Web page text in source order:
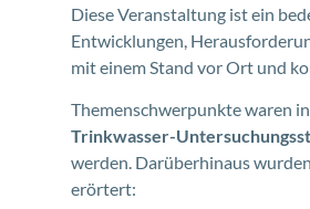
Diese Veranstaltung ist ein
Entwicklungen,
mit einem Stand vor Ort und
Themenschwerpunkte waren
Trinkwasser-
werden. Darüberhinaus
erörtert: